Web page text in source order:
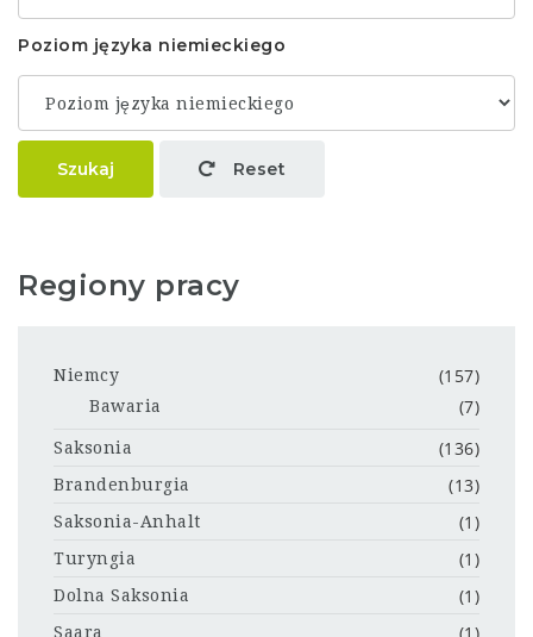
Poziom języka niemieckiego
Szukaj Reset
Regiony pracy
Niemcy (157)
Bawaria (7)
Saksonia (136)
Brandenburgia (13)
Saksonia-Anhalt (1)
Turyngia (1)
Dolna Saksonia (1)
Saara (1)